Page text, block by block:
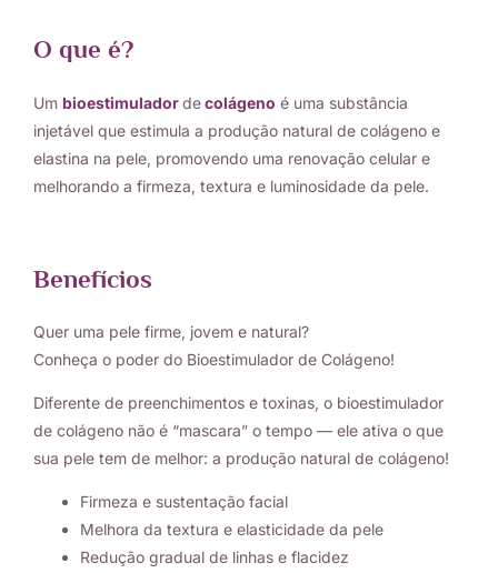
O que é?
Um bioestimuladordecolágeno é uma substância
injetável que estimula a produção natural de colágeno e
elastina na pele, promovendo uma renovação celular e
melhorando a firmeza, textura e luminosidade da pele.
Benefícios
Quer uma pele firme, jovem e natural?
Conheça o poder do Bioestimulador de Colágeno!
Diferente de preenchimentos e toxinas, o bioestimulador
de colágeno não é “mascara” o tempo — ele ativa o que
sua pele tem de melhor: a produção natural de colágeno!
Firmeza e sustentação facial
Melhora da textura e elasticidade da pele
Redução gradual de linhas e flacidez